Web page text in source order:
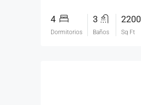
4
Dormitorios
3
Baños
2200
Sq Ft